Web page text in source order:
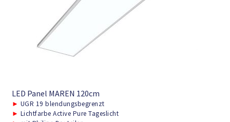
LED Panel MAREN 120cm
► UGR 19 blendungsbegrenzt
► Lichtfarbe Active Pure Tageslicht